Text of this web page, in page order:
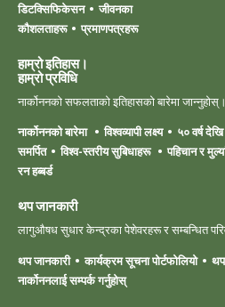
डिटक्सिफिकेसन
जीवनका
कौशलताहरू
प्रमाणपत्रहरू
हाम्रो इतिहास।
हाम्रो ‍प्रविधि
नार्कोननको सफलताको इतिहासको बारेमा जान्नुहोस्।
नार्कोननको बारेमा
विश्वव्यापी लक्ष्य
५० वर्ष
समर्पित
विश्व-स्तरीय सुबिधाहरू पहिचान र
रन हब्बर्ड
थप जानकारी
लागुऔषध सुधार केन्द्रका पेशेवरहरू र सम्बन्धित
थप जानकारी
कार्यक्रम सूचना पोर्टफोलियो
थप
नार्कोननलाई सम्पर्क गर्नुहोस्